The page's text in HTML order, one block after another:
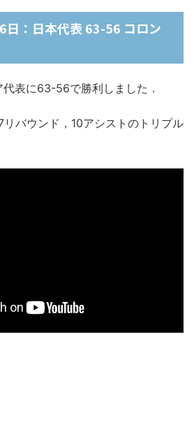
：日本代表 63-56 コロン
表に63-56で勝利しました．
リバウンド，10アシストのトリプル